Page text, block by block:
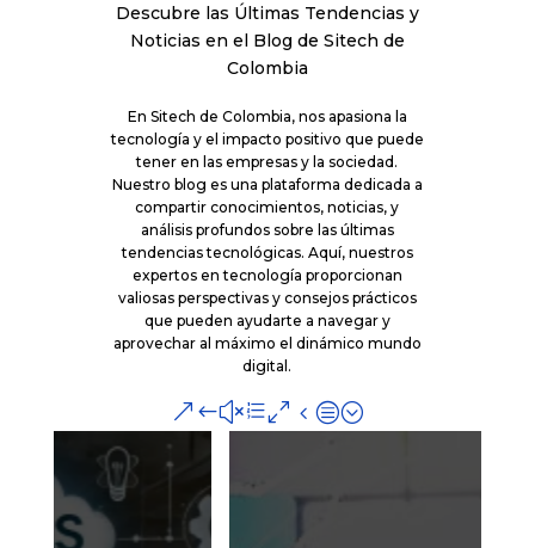
Descubre las Últimas Tendencias y
Noticias en el Blog de Sitech de
Colombia
En Sitech de Colombia, nos apasiona la
tecnología y el impacto positivo que puede
tener en las empresas y la sociedad.
Nuestro blog es una plataforma dedicada a
compartir conocimientos, noticias, y
análisis profundos sobre las últimas
tendencias tecnológicas. Aquí, nuestros
expertos en tecnología proporcionan
valiosas perspectivas y consejos prácticos
que pueden ayudarte a navegar y
aprovechar al máximo el dinámico mundo
digital.
&#xe04c;